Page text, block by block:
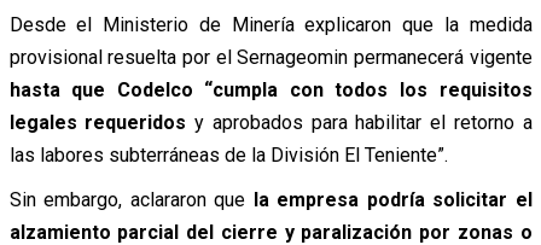
Desde el Ministerio de Minería explicaron que la medida
provisional resuelta por el Sernageomin permanecerá vigente
hasta que Codelco “cumpla con todos los requisitos
legales requeridos y aprobados para habilitar el retorno a
las labores subterráneas de la División El Teniente”.
Sin embargo, aclararon que la empresa podría solicitar el
alzamiento parcial del cierre y paralización por zonas o